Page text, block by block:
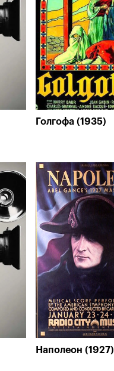
Голгофа (1935)
Наполеон (1927)